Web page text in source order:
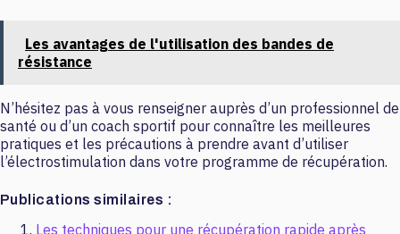
Les avantages de l'utilisation des bandes de
résistance
N’hésitez pas à vous renseigner auprès d’un professionnel de
santé ou d’un coach sportif pour connaître les meilleures
pratiques et les précautions à prendre avant d’utiliser
l’électrostimulation dans votre programme de récupération.
Publications similaires :
Les techniques pour une récupération rapide après